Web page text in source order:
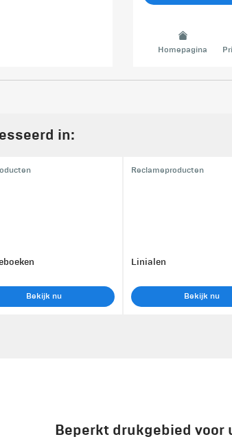
Homepagina
in:
Bekijk nu
Reclameproducten
Linialen
Bekijk nu
Beperkt drukgebied voor